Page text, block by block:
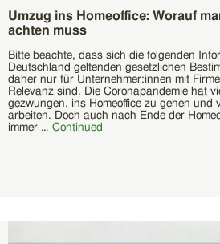
Umzug ins Homeoffice: Worauf
achten muss
Bitte beachte, dass sich die folgenden
Deutschland geltenden gesetzlichen
daher nur für Unternehmer:innen mit
Relevanz sind. Die Coronapandemie hat
gezwungen, ins Homeoffice zu gehen und
arbeiten. Doch auch nach Ende der
immer … Continued